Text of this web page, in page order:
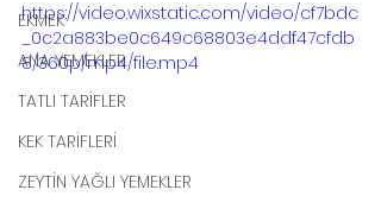
EKMEK
ANA YEMEKLER
TATLI TARİFLER
KEK TARİFLERİ
ZEYTİN YAĞLI YEMEKLER
https://video.wixstatic.com/video/cf7bdc
_0c2a883be0c649c68803e4ddf47cfdb
8/360p/mp4/file.mp4